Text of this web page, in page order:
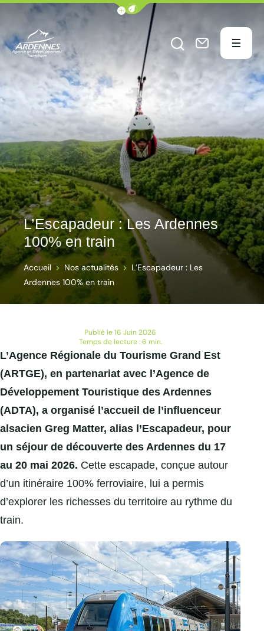
Afficher la barre de navigation du
ADT des Ardennes Pro
Ouvrir le
NousMenu
L’Escapadeur : Les Ardennes
100% en train
Accueil Nos actualités
L’Escapadeur : Les
Ardennes 100% en train
Publié le 16 Juin 2026
Temps de lecture : 6 min.
L’Agence Régionale du Tourisme Grand Est
(ARTGE), en partenariat avec l’Agence de
Développement Touristique des Ardennes
(ADTA), a organisé l’accueil de l’influenceur
alsacien Greg Matter, alias l’Escapadeur, pour
un séjour de découverte des Ardennes du 17
au 20 mai 2026. Cette escapade, conçue autour
d’un itinéraire 100% ferroviaire, lui a permis
d’explorer les richesses du territoire au rythme du
train.